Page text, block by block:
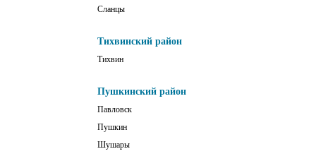
Сланцы
Тихвинский район
Тихвин
Пушкинский район
Павловск
Пушкин
Шушары